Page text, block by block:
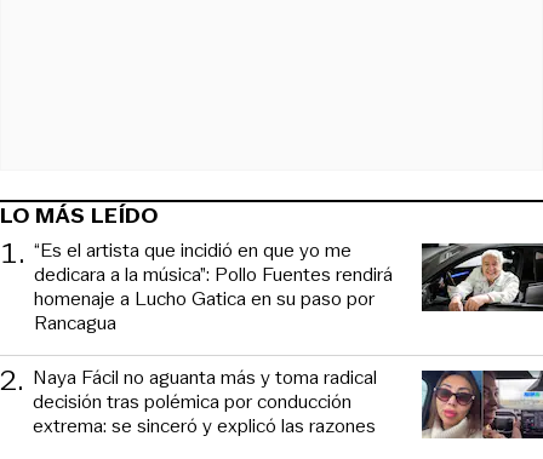
LO MÁS LEÍDO
1. “Es el artista que incidió en que yo me
dedicara a la música”: Pollo Fuentes rendirá
homenaje a Lucho Gatica en su paso por
Rancagua
2. Naya Fácil no aguanta más y toma radical
decisión tras polémica por conducción
extrema: se sinceró y explicó las razones